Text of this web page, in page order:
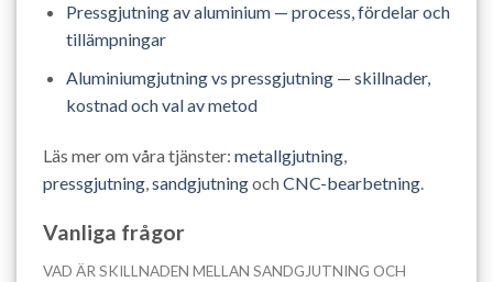
Pressgjutning av aluminium — process, fördelar och
tillämpningar
Aluminiumgjutning vs pressgjutning — skillnader,
kostnad och val av metod
Läs mer om våra tjänster: metallgjutning
pressgjutning sandgjutningochCNC-bearbetning
Vanliga frågor
VAD ÄR SKILLNADEN MELLAN SANDGJUTNING OCH